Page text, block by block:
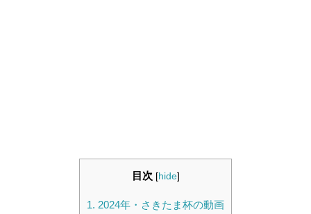
目次 [hide]
1. 2024年・さきたま杯の動画